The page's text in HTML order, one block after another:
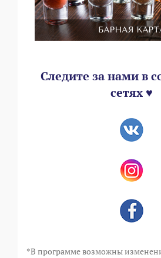
Следите за нами в
сетях ♥
*В программе возможны